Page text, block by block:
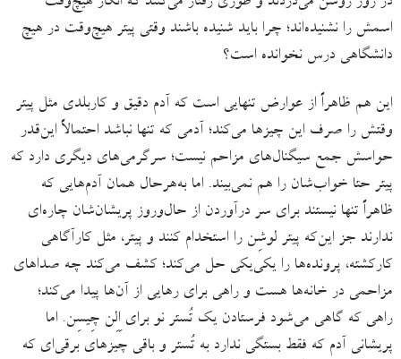
اسمش را نشنیده‌اند؛ چرا باید شنیده باشند وقتی پیتر هیچ‌وقت در هیچ
دانشگاهی درس نخوانده است؟
این هم ظاهراً از عوارض تنهایی است که آدم دقیق و کاربلدی مثل پیتر
وقتش را صرف این چیزها می‌کند؛ آدمی که تنها نباشد احتمالاً این‌قدر
حواسش جمع سیگنال‌های مزاحم نیست؛ سرگرمی‌های دیگری دارد که
پیتر حتا خواب‌شان را هم نمی‌بیند. اما به‌هرحال همان آدم‌هایی که
ظاهراً تنها نیستند برای سر درآوردن از حال‌وروز پریشان‌شان چاره‌ای
ندارند جز این‌که پیتر لوشِن را استخدام کنند و پیتر، مثل کارآگاهی
کارکشته، پرونده‌ها را یکی‌یکی حل می‌کند؛ کشف می‌کند چه صداهای
مزاحمی در خانه‌ها هست و راهی برای رهایی از آن‌ها پیدا می‌کند؛
راهی که گاهی می‌شود فرستادن یک تُستر نو برای اِلِن چِیسِن. اما
پریشانی آدم که فقط بستگی ندارد به تُستر و باقی چیزهای برقی‌ای که